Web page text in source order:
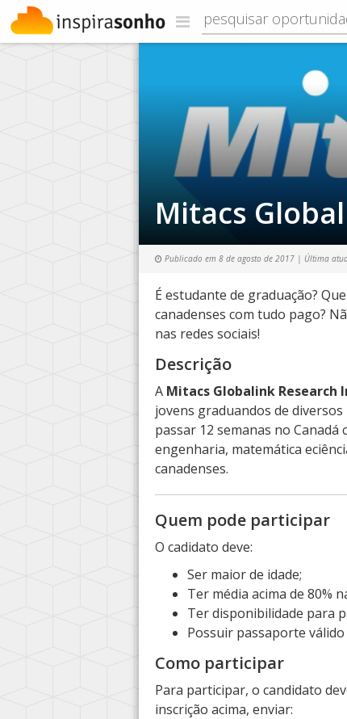
Mitacs
Publicado em 8 de agosto de 2017 | Última
É estudante de graduação?
canadenses com tudo pago?
nas redes sociais!
Descrição
A Mitacs Globalink Research
jovens graduandos de
passar 12 semanas no Canadá
engenharia, matemática
canadenses.
Quem pode participar
O cadidato deve:
Ser maior de idade;
Ter média acima de 80%
Ter disponibilidade para
Possuir passaporte
Como participar
Para participar, o candidato
inscrição acima, enviar: